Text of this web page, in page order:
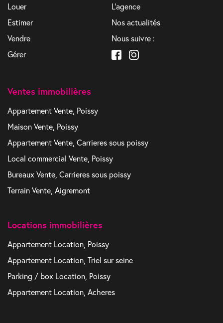
Louer
Estimer
Vendre
Gérer
L'agence
Nos actualités
Nous suivre :
Ventes immobilières
Appartement Vente, Poissy
Maison Vente, Poissy
Appartement Vente, Carrieres sous poissy
Local commercial Vente, Poissy
Bureaux Vente, Carrieres sous poissy
Terrain Vente, Aigremont
Locations immobilières
Appartement Location, Poissy
Appartement Location, Triel sur seine
Parking / box Location, Poissy
Appartement Location, Acheres